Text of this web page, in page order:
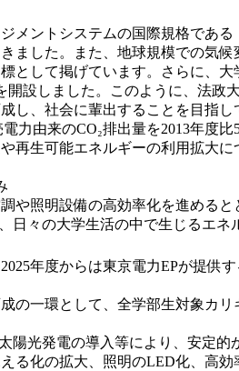
ントシステムの国際規格である
した。また、地球規模での気
として掲げています。さらに、
設しました。このように、法
し、社会に輩出することを目指し
由来のCO₂排出量を2013年度
再生可能エネルギーの利用拡大
照明設備の高効率化を進める
日々の大学生活の中で生じるエ
年度からは東京電力EPが提供
の一環として、全学部生対象カ
光発電の導入等により、安定的
化の拡大、照明のLED化、高